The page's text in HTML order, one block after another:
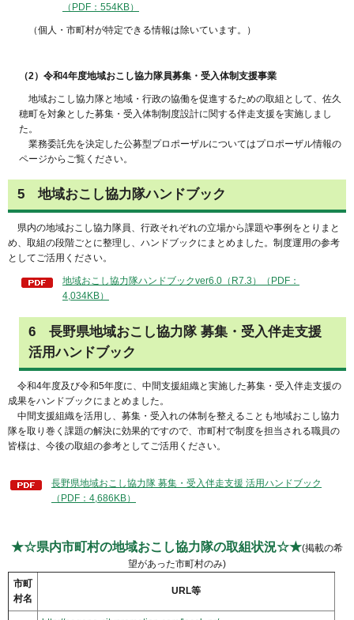
（PDF：554KB）
（個人・市町村が特定できる情報は除いています。）
（2）令和4年度地域おこし協力隊員募集・受入体制支援事業
地域おこし協力隊と地域・行政の協働を促進するための取組として、佐久
穂町を対象とした募集・受入体制制度設計に関する伴走支援を実施しまし
た。
業務委託先を決定した公募型プロポーザルについてはプロポーザル情報の
ページからご覧ください。
5 地域おこし協力隊ハンドブック
県内の地域おこし協力隊員、行政それぞれの立場から課題や事例をとりまと
め、取組の段階ごとに整理し、ハンドブックにまとめました。制度運用の参考
としてご活用ください。
地域おこし協力隊ハンドブックver6.0（R7.3）（PDF：
4,034KB）
6 長野県地域おこし協力隊 募集・受入伴走支援
活用ハンドブック
令和4年度及び令和5年度に、中間支援組織と実施した募集・受入伴走支援の
成果をハンドブックにまとめました。
中間支援組織を活用し、募集・受入れの体制を整えることも地域おこし協力
隊を取り巻く課題の解決に効果的ですので、市町村で制度を担当される職員の
皆様は、今後の取組の参考としてご活用ください。
長野県地域おこし協力隊 募集・受入伴走支援 活用ハンドブック
（PDF：4,686KB）
★☆県内市町村の地域おこし協力隊の取組状況☆★(掲載の希
望があった市町村のみ)
市町
村名
URL等